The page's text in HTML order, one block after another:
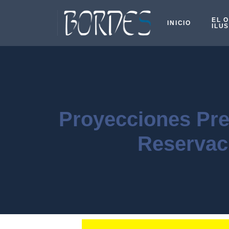
INICIO
EL
Proyecciones